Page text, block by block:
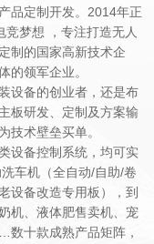
品定制开发。 2014年正
梦想 ，专注打造无人
制的国家高新技术企
的领军企业。
设备的创业者，还是布
板研发、定制及方案输
技术壁垒买单。
备控制系统，均可实
车机（全自动/自助/卷
设备改造专用板），到
机、液体肥售卖机 、宠
十款成熟产品矩阵，